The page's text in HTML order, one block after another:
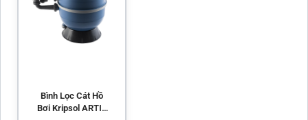
Bình Lọc Cát Hồ
Bơi Kripsol ARTIK